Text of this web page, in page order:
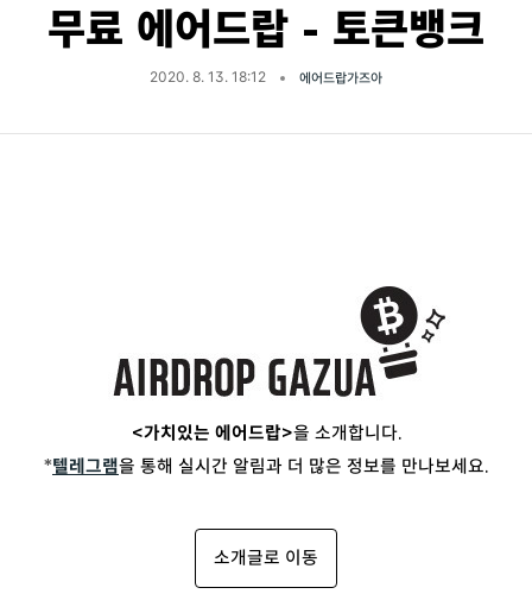
무료 에어드랍 - 토큰뱅크
2020. 8. 13. 18:12 에어드랍가즈아
<가치있는 에어드랍>을 소개합니다.
*텔레그램을 통해 실시간 알림과 더 많은 정보를 만나보세요.
소개글로 이동